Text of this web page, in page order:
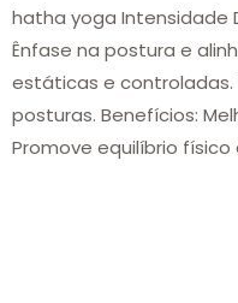
hatha yoga Intensidade
Ênfase na postura e
estáticas e controladas.
posturas. Benefícios:
Promove equilíbrio físico